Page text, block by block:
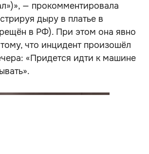
— прокомментировала
дыру в платье в
в РФ). При этом она явно
что инцидент произошёл
«Придется идти к машине